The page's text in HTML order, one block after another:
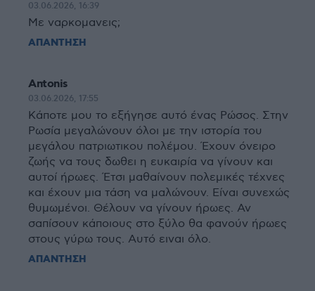
03.06.2026, 16:39
Με ναρκομανεις;
ΑΠΑΝΤΗΣΗ
Antonis
03.06.2026, 17:55
Κάποτε μου το εξήγησε αυτό ένας Ρώσος. Στην
Ρωσία μεγαλώνουν όλοι με την ιστορία του
μεγάλου πατριωτικου πολέμου. Έχουν όνειρο
ζωής να τους δωθει η ευκαιρία να γίνουν και
αυτοί ήρωες. Έτσι μαθαίνουν πολεμικές τέχνες
και έχουν μια τάση να μαλώνουν. Είναι συνεχώς
θυμωμένοι. Θέλουν να γίνουν ήρωες. Αν
σαπίσουν κάποιους στο ξύλο θα φανούν ήρωες
στους γύρω τους. Αυτό ειναι όλο.
ΑΠΑΝΤΗΣΗ